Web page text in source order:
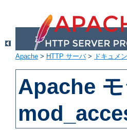
Apache > HTTP サーバ> ドキュメ
Apache